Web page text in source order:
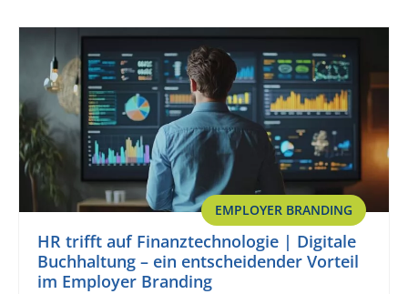
EMPLOYER BRANDING
HR trifft auf Finanztechnologie | Digitale
Buchhaltung – ein entscheidender Vorteil
im Employer Branding